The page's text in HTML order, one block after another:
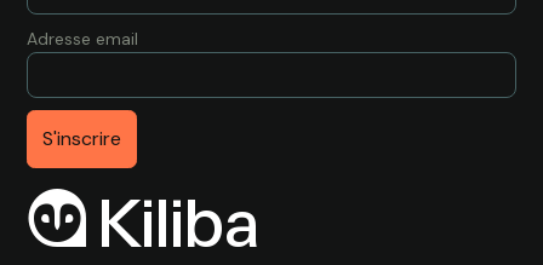
Adresse email
O Kiliba